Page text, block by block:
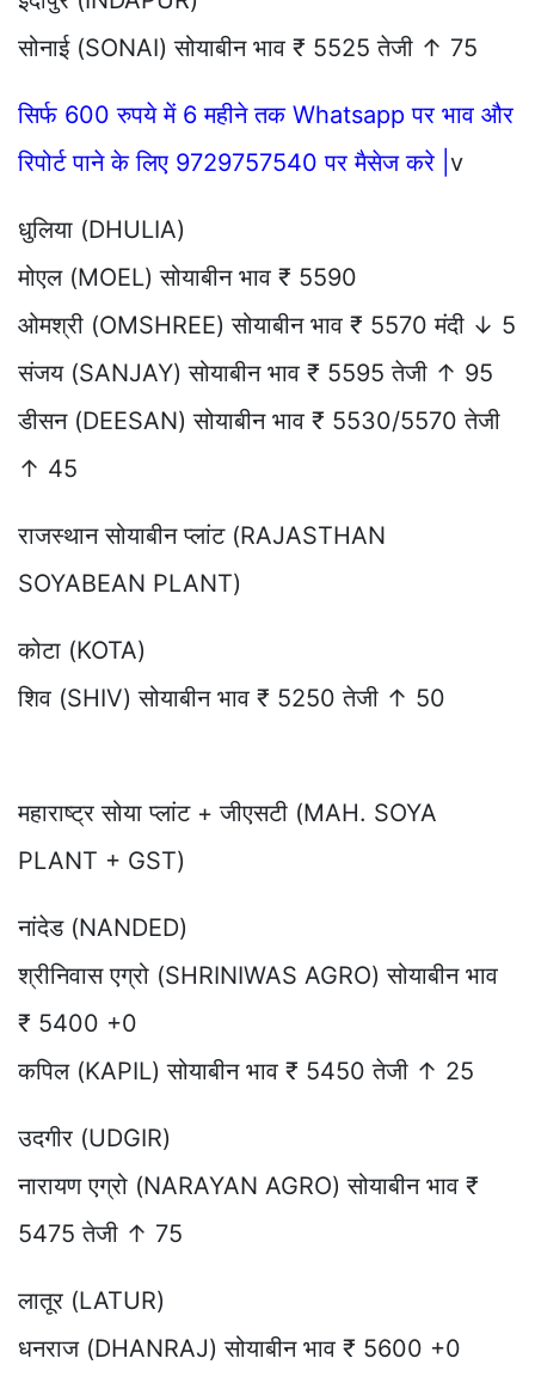
सोनाई (SONAI) सोयाबीन भाव ₹ 5525 तेजी ↑ 75
सिर्फ 600 रुपये में 6 महीने तक Whatsapp पर भाव और
रिपोर्ट पाने के लिए 9729757540 पर मैसेज करे | v
धुलिया (DHULIA)
मोएल (MOEL) सोयाबीन भाव ₹ 5590
ओमश्री (OMSHREE) सोयाबीन भाव ₹ 5570 मंदी ↓ 5
संजय (SANJAY) सोयाबीन भाव ₹ 5595 तेजी ↑ 95
डीसन (DEESAN) सोयाबीन भाव ₹ 5530/5570 तेजी
↑ 45
राजस्थान सोयाबीन प्लांट (RAJASTHAN
SOYABEAN PLANT)
कोटा (KOTA)
शिव (SHIV) सोयाबीन भाव ₹ 5250 तेजी ↑ 50
महाराष्ट्र सोया प्लांट + जीएसटी (MAH. SOYA
PLANT + GST)
नांदेड (NANDED)
श्रीनिवास एग्रो (SHRINIWAS AGRO) सोयाबीन भाव
₹ 5400 +0
कपिल (KAPIL) सोयाबीन भाव ₹ 5450 तेजी ↑ 25
उदगीर (UDGIR)
नारायण एग्रो (NARAYAN AGRO) सोयाबीन भाव ₹
5475 तेजी ↑ 75
लातूर (LATUR)
धनराज (DHANRAJ) सोयाबीन भाव ₹ 5600 +0